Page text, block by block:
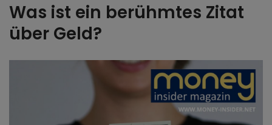
Was ist ein berühmtes Zitat
über Geld?